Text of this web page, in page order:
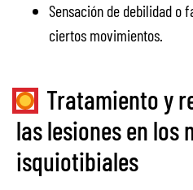
Sensación de debilidad o
ciertos movimientos.
Tratamiento y
las lesiones en los
isquiotibiales